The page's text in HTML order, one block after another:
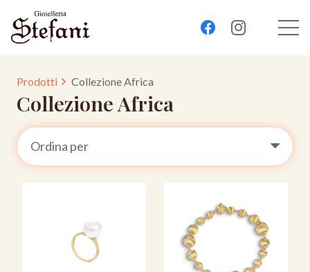
Prodotti Collezione Africa
Collezione Africa